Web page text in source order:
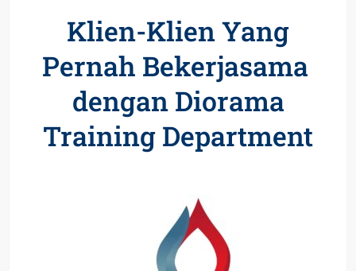
Klien-Klien Yang
Pernah Bekerjasama
dengan Diorama
Training Department